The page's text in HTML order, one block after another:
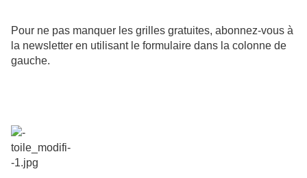
Pour ne pas manquer les grilles gratuites, abonnez-vous à
la newsletter en utilisant le formulaire dans la colonne de
gauche.